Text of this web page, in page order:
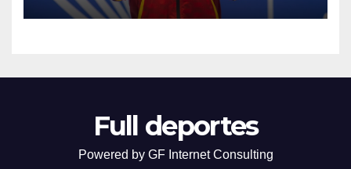
Full deportes
Powered by GF Internet Consulting